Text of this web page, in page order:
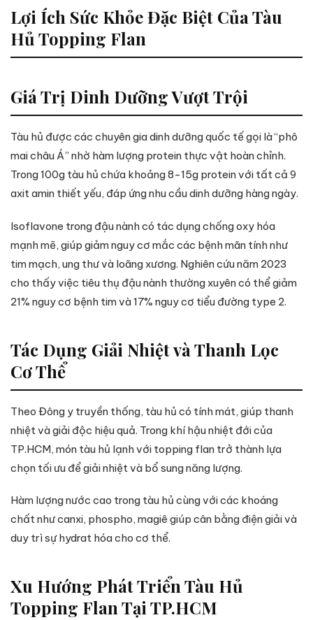
Lợi Ích Sức Khỏe Đặc Biệt Của Tàu
Hủ Topping Flan
Giá Trị Dinh Dưỡng Vượt Trội
Tàu hủ được các chuyên gia dinh dưỡng quốc tế gọi là “phô
mai châu Á” nhờ hàm lượng protein thực vật hoàn chỉnh.
Trong 100g tàu hủ chứa khoảng 8-15g protein với tất cả 9
axit amin thiết yếu, đáp ứng nhu cầu dinh dưỡng hàng ngày.
Isoflavone trong đậu nành có tác dụng chống oxy hóa
mạnh mẽ, giúp giảm nguy cơ mắc các bệnh mãn tính như
tim mạch, ung thư và loãng xương. Nghiên cứu năm 2023
cho thấy việc tiêu thụ đậu nành thường xuyên có thể giảm
21% nguy cơ bệnh tim và 17% nguy cơ tiểu đường type 2.
Tác Dụng Giải Nhiệt và Thanh Lọc
Cơ Thể
Theo Đông y truyền thống, tàu hủ có tính mát, giúp thanh
nhiệt và giải độc hiệu quả. Trong khí hậu nhiệt đới của
TP.HCM, món tàu hủ lạnh với topping flan trở thành lựa
chọn tối ưu để giải nhiệt và bổ sung năng lượng.
Hàm lượng nước cao trong tàu hủ cùng với các khoáng
chất như canxi, phospho, magiê giúp cân bằng điện giải và
duy trì sự hydrat hóa cho cơ thể.
Xu Hướng Phát Triển Tàu Hủ
Topping Flan Tại TP.HCM